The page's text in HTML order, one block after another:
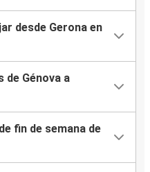
desde Gerona en
de Génova a
fin de semana de